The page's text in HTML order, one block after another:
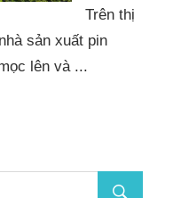
Trên thị
sản xuất pin
lên và ...